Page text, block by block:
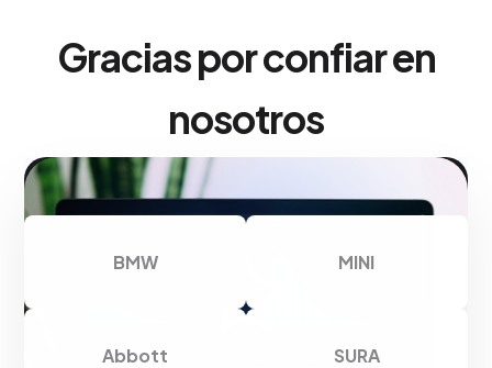
Gracias por confiar en
nosotros
BMW MINI
Abbott SURA